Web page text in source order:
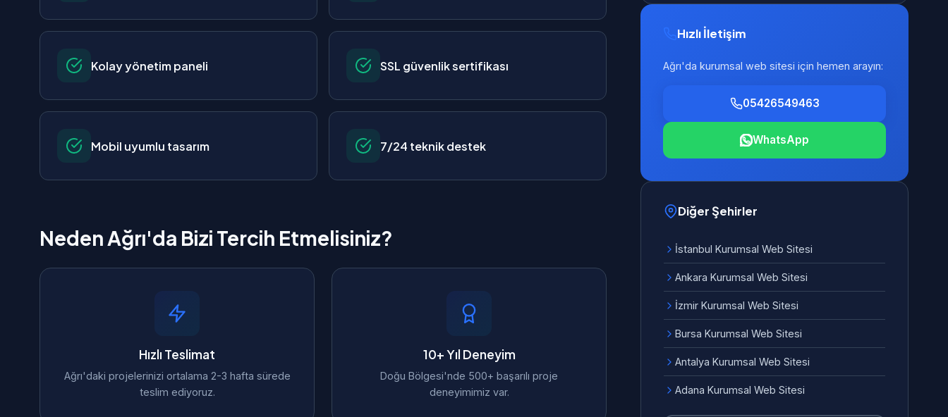
Kolay yönetim paneli SSL güvenlik sertifikası
Mobil uyumlu tasarım 7/24 teknik destek
Neden Ağrı'da Bizi Tercih Etmelisiniz?
Hızlı Teslimat
Ağrı'daki projelerinizi ortalama 2-3 hafta sürede
teslim ediyoruz.
10+ Yıl Deneyim
Doğu Bölgesi'nde 500+ başarılı proje
deneyimimiz var.
Hızlı İletişim
Ağrı'da kurumsal web sitesi için hemen arayın:
05426549463
WhatsApp
Diğer Şehirler
İstanbul Kurumsal Web Sitesi
Ankara Kurumsal Web Sitesi
İzmir Kurumsal Web Sitesi
Bursa Kurumsal Web Sitesi
Antalya Kurumsal Web Sitesi
Adana Kurumsal Web Sitesi